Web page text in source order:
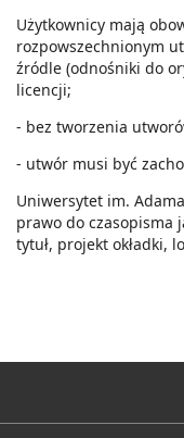
Użytkownicy mają
rozpowszechnionym
źródle (odnośniki do
licencji;
- bez tworzenia
- utwór musi być
Uniwersytet im.
prawo do czasopisma
tytuł, projekt okładki,